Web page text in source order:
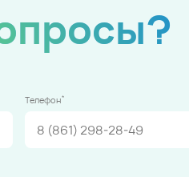
Телефон*